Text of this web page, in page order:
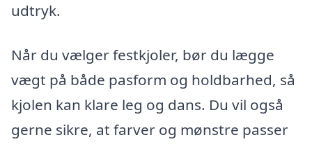
udtryk.
Når du vælger festkjoler, bør du lægge
vægt på både pasform og holdbarhed, så
kjolen kan klare leg og dans. Du vil også
gerne sikre, at farver og mønstre passer